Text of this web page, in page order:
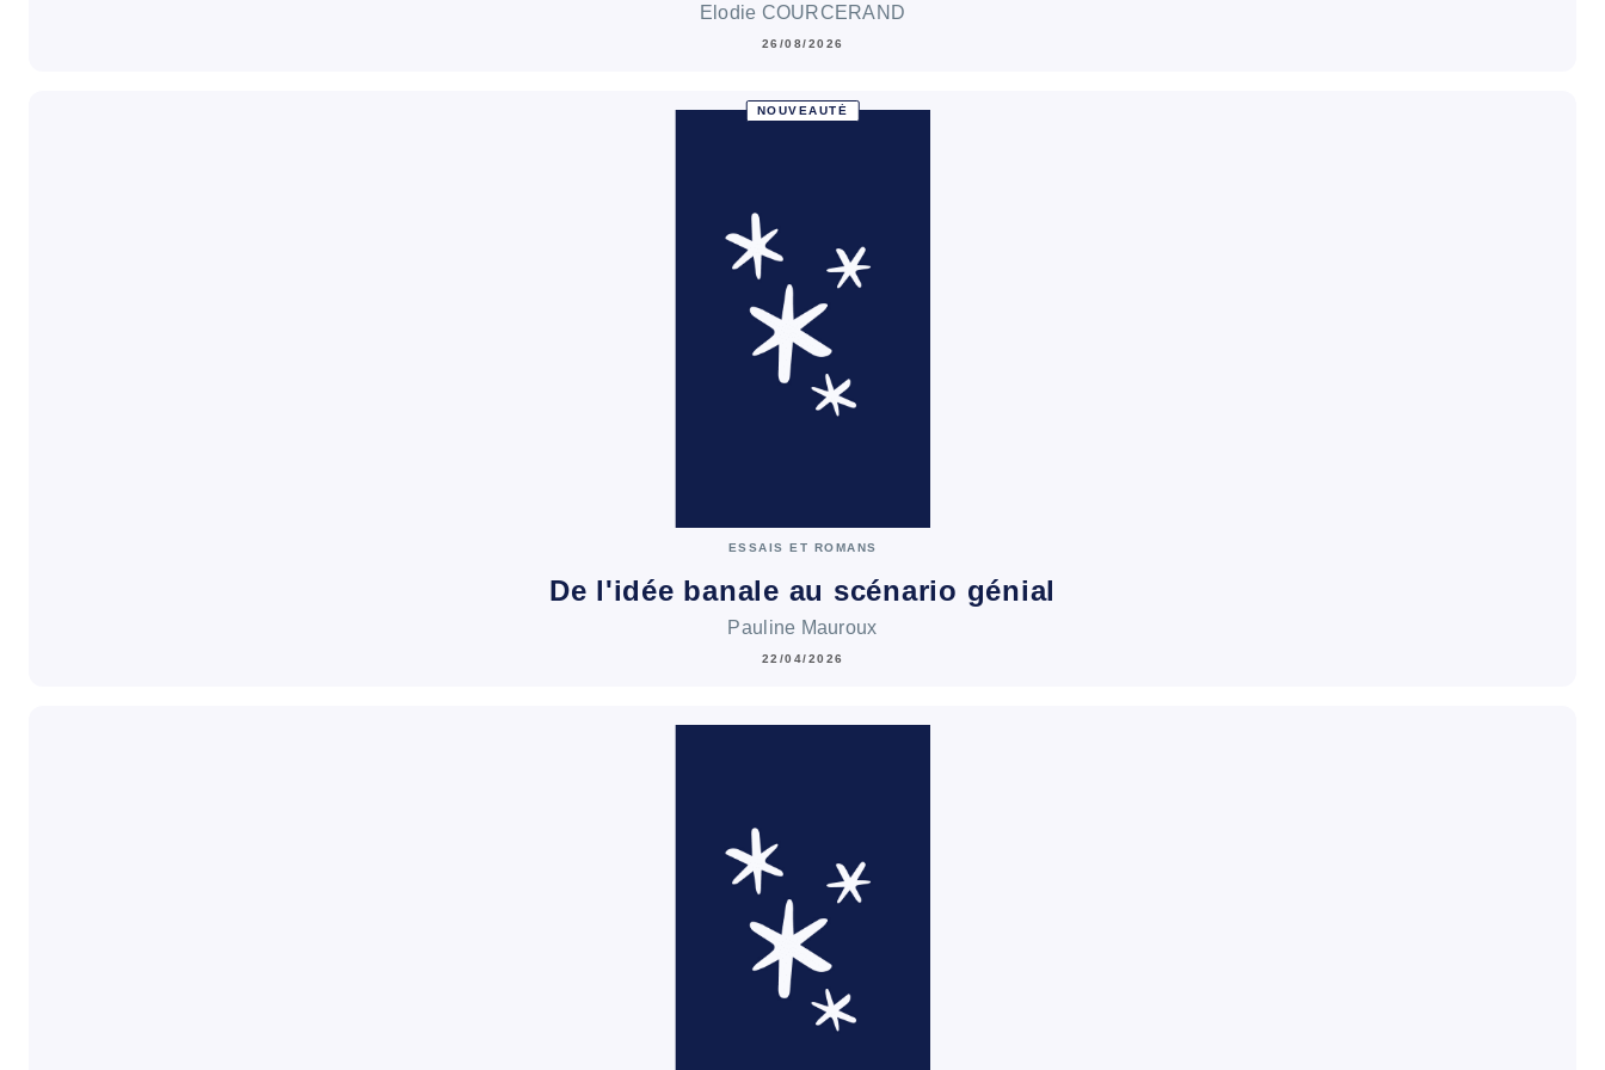
Elodie COURCERAND
26/08/2026
NOUVEAUTÉ
ESSAIS ET ROMANS
De l'idée banale au scénario génial
Pauline Mauroux
22/04/2026